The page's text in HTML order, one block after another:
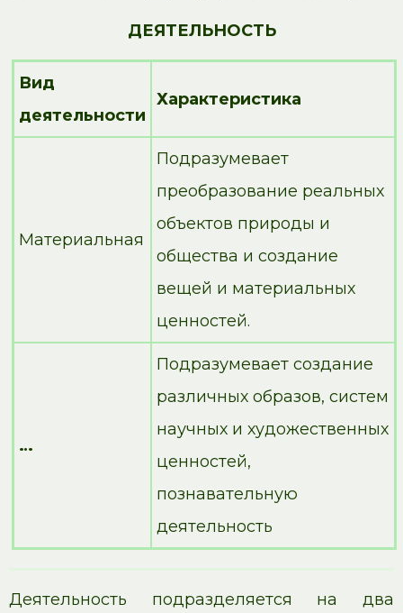
ДЕЯТЕЛЬНОСТЬ
Вид
деятельности
Характеристика
Материальная
Подразумевает
преобразование реальных
объектов природы и
общества и создание
вещей и материальных
ценностей.
…
Подразумевает создание
различных образов, систем
научных и художественных
ценностей,
познавательную
деятельность
Деятельность подразделяется на два